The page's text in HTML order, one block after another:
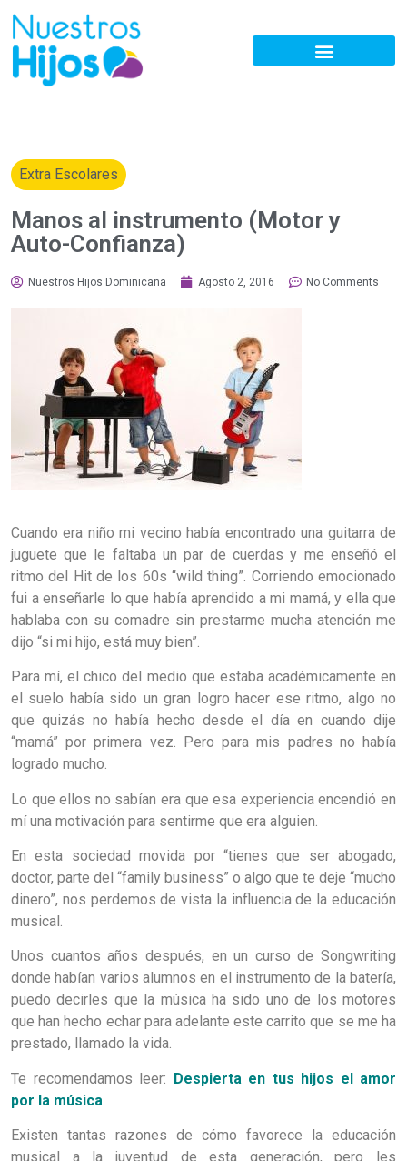
Extra Escolares
Manos al instrumento (Motor y
Auto-Confianza)
Nuestros Hijos Dominicana Agosto 2, 2016 No Comments
Cuando era niño mi vecino había encontrado una guitarra de
juguete que le faltaba un par de cuerdas y me enseñó el
ritmo del Hit de los 60s “wild thing”. Corriendo emocionado
fui a enseñarle lo que había aprendido a mi mamá, y ella que
hablaba con su comadre sin prestarme mucha atención me
dijo “si mi hijo, está muy bien”.
Para mí, el chico del medio que estaba académicamente en
el suelo había sido un gran logro hacer ese ritmo, algo no
que quizás no había hecho desde el día en cuando dije
“mamá” por primera vez. Pero para mis padres no había
logrado mucho.
Lo que ellos no sabían era que esa experiencia encendió en
mí una motivación para sentirme que era alguien.
En esta sociedad movida por “tienes que ser abogado,
doctor, parte del “family business” o algo que te deje “mucho
dinero”, nos perdemos de vista la influencia de la educación
musical.
Unos cuantos años después, en un curso de Songwriting
donde habían varios alumnos en el instrumento de la batería,
puedo decirles que la música ha sido uno de los motores
que han hecho echar para adelante este carrito que se me ha
prestado, llamado la vida.
Te recomendamos leer: Despierta en tus hijos el amor
por la música
Existen tantas razones de cómo favorece la educación
musical a la juventud de esta generación, pero les